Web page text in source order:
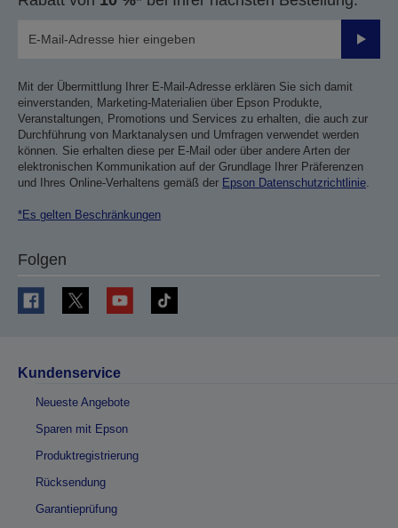
Mit der Übermittlung Ihrer E-Mail-Adresse erklären Sie sich damit
einverstanden, Marketing-Materialien über Epson Produkte,
Veranstaltungen, Promotions und Services zu erhalten, die auch zur
Durchführung von Marktanalysen und Umfragen verwendet werden
können. Sie erhalten diese per E-Mail oder über andere Arten der
elektronischen Kommunikation auf der Grundlage Ihrer Präferenzen
und Ihres Online-Verhaltens gemäß der Epson Datenschutzrichtlinie.
*Es gelten Beschränkungen
Folgen
Kundenservice
Neueste Angebote
Sparen mit Epson
Produktregistrierung
Rücksendung
Garantieprüfung